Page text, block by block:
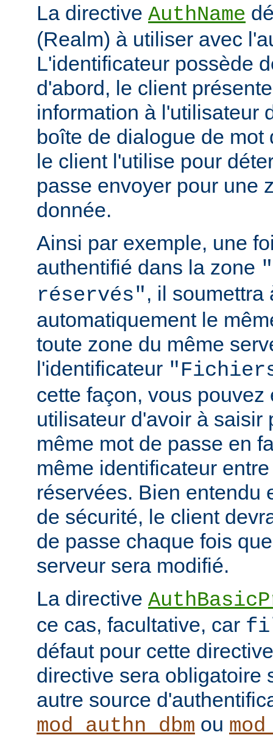
La directive AuthName
(Realm) à utiliser avec
L'identificateur possède
d'abord, le client
information à l'utilisateur
boîte de dialogue de mot
le client l'utilise pour
passe envoyer pour une
donnée.
Ainsi par exemple, une
authentifié dans la zone
réservés", il soumettra
automatiquement le
toute zone du même
l'identificateur
cette façon, vous pouvez
utilisateur d'avoir à saisir
même mot de passe en
même identificateur
réservées. Bien entendu
de sécurité, le client
de passe chaque fois
serveur sera modifié.
La directive
ce cas, facultative, car
défaut pour cette
directive sera obligatoire
autre source
mod_authn_dbm ou